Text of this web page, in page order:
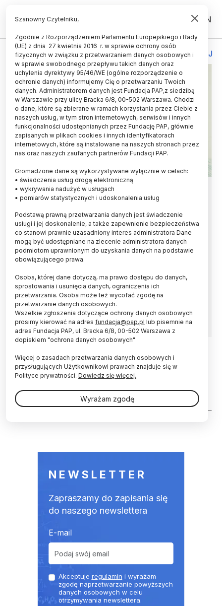
PL EN
OCHRONA WŁASNOŚCI INTELEKTUALNEJ
Wiceprezes UP RP wyjaśnia,
dlaczego na patent czeka się
średnio 3,6 roku
Na decyzję o przyznaniu patentu czeka się w
Urzędzie Patentowym RP 3,6 roku. Wpływa na
to m.in. niedobór ekspertów, błędy w
sprawy w sądach i rosnące z każdym dniem
bazy dotyczące innowacyjnych wynalazków -
mówi zastępca prezesa Urzędu Patentowego
RP Andrzej Pyrża.
24.01.2017
Wiceprezes Urzędu Patentowego:
badaczowi trudno o patent bez
rzecznika!
NEWSLETTER
Zapraszamy do zapisania się
do naszego newslettera
E-mail
Akceptuje regulamin i wyrażam
zgodę naprzetwarzanie powyższych
danych osobowych w celu
otrzymywania newslettera.
Szanowny Czytelniku,
Zgodnie z Rozporządzeniem Parlamentu Europejskiego i Rady
(UE) z dnia 27 kwietnia 2016 r. w sprawie ochrony osób
fizycznych w związku z przetwarzaniem danych osobowych i
w sprawie swobodnego przepływu takich danych oraz
uchylenia dyrektywy 95/46/WE (ogólne rozporządzenie o
ochronie danych) informujemy Cię o przetwarzaniu Twoich
danych. Administratorem danych jest Fundacja PAP,z siedzibą
w Warszawie przy ulicy Bracka 6/8, 00-502 Warszawa. Chodzi
o dane, które są zbierane w ramach korzystania przez Ciebie z
naszych usług, w tym stron internetowych, serwisów i innych
funkcjonalności udostępnianych przez Fundację PAP, głównie
zapisanych w plikach cookies i innych identyfikatorach
internetowych, które są instalowane na naszych stronach przez
nas oraz naszych zaufanych partnerów Fundacji PAP.
Gromadzone dane są wykorzystywane wyłącznie w celach:
• świadczenia usług drogą elektroniczną
• wykrywania nadużyć w usługach
• pomiarów statystycznych i udoskonalenia usług
Podstawą prawną przetwarzania danych jest świadczenie
usługi i jej doskonalenie, a także zapewnienie bezpieczeństwa
co stanowi prawnie uzasadniony interes administratora Dane
mogą być udostępniane na zlecenie administratora danych
podmiotom uprawnionym do uzyskania danych na podstawie
obowiązującego prawa.
Osoba, której dane dotyczą, ma prawo dostępu do danych,
sprostowania i usunięcia danych, ograniczenia ich
przetwarzania. Osoba może też wycofać zgodę na
przetwarzanie danych osobowych.
Wszelkie zgłoszenia dotyczące ochrony danych osobowych
prosimy kierować na adres fundacja@pap.pl lub pisemnie na
adres Fundacja PAP, ul. Bracka 6/8, 00-502 Warszawa z
dopiskiem "ochrona danych osobowych"
Więcej o zasadach przetwarzania danych osobowych i
przysługujących Użytkownikowi prawach znajduje się w
Polityce prywatności. Dowiedz się więcej.
Wyrażam zgodę